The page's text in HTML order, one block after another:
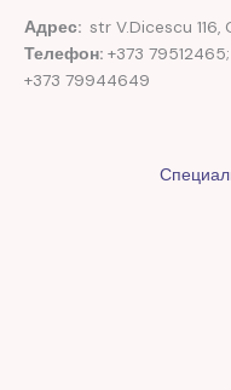
Адрес: str V.Dicescu 116,
Телефон: +373
+373 79944649